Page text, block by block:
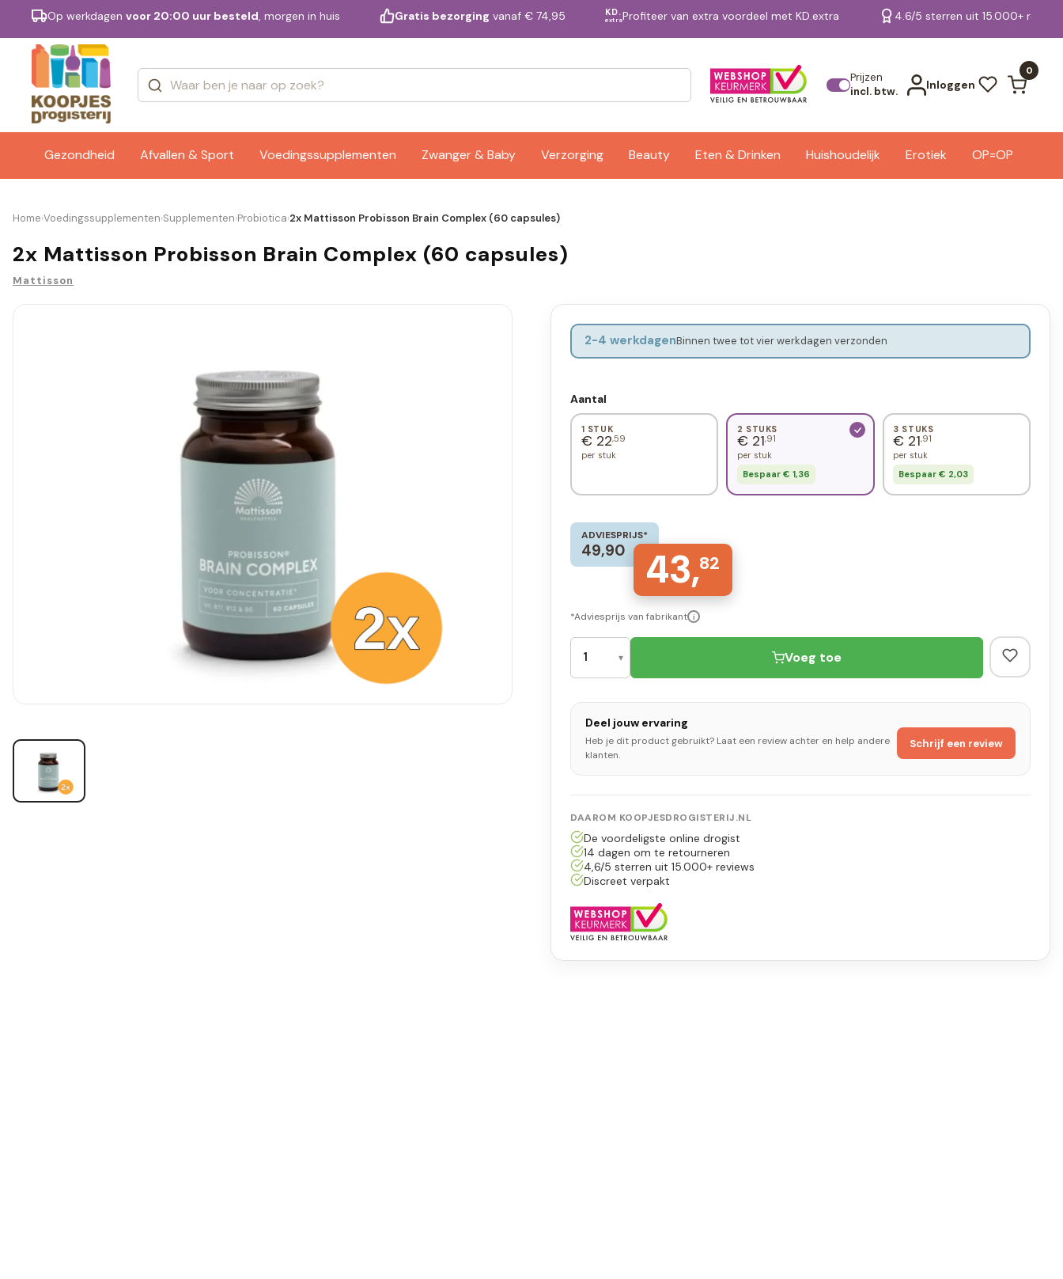
Op werkdagen voor 20:00 uur besteld, morgen in huis Gratis bezorging vanaf € 74,95 KD.
extraProfiteer van extra voordeel met KD.extra 4.6/5 sterren uit 15.000+
Prijzen
incl. btw.
Inloggen
0
Gezondheid Afvallen & Sport Voedingssupplementen Zwanger & Baby Verzorging Beauty Eten & Drinken Huishoudelijk Erotiek OP=OP
Merken Bekijk alle resultaten
Home›Voedingssupplementen›Supplementen›Probiotica›2x Mattisson Probisson Brain Complex (60 capsules)
2x Mattisson Probisson Brain Complex (60 capsules)
Mattisson
2-4 werkdagenBinnen twee tot vier werkdagen verzonden
Aantal
1 STUK
€ 22,59
per stuk
2 STUKS
€ 21,91
per stuk
Bespaar € 1,36
3 STUKS
€ 21,91
per stuk
Bespaar € 2,03
ADVIESPRIJS*
49,90 43,82
*Adviesprijs van fabrikant i
Voeg toe
Deel jouw ervaring
Heb je dit product gebruikt? Laat een review achter en help andere
klanten.
Schrijf een review
DAAROM KOOPJESDROGISTERIJ.NL
De voordeligste online drogist
14 dagen om te retourneren
4,6/5 sterren uit 15.000+ reviews
Discreet verpakt